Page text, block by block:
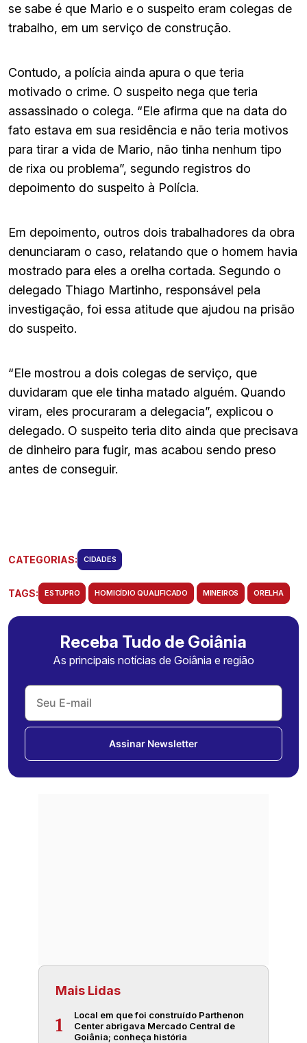
se sabe é que Mario e o suspeito eram colegas de
trabalho, em um serviço de construção.
Contudo, a polícia ainda apura o que teria
motivado o crime. O suspeito nega que teria
assassinado o colega. “Ele afirma que na data do
fato estava em sua residência e não teria motivos
para tirar a vida de Mario, não tinha nenhum tipo
de rixa ou problema”, segundo registros do
depoimento do suspeito à Polícia.
Em depoimento, outros dois trabalhadores da obra
denunciaram o caso, relatando que o homem havia
mostrado para eles a orelha cortada. Segundo o
delegado Thiago Martinho, responsável pela
investigação, foi essa atitude que ajudou na prisão
do suspeito.
“Ele mostrou a dois colegas de serviço, que
duvidaram que ele tinha matado alguém. Quando
viram, eles procuraram a delegacia”, explicou o
delegado. O suspeito teria dito ainda que precisava
de dinheiro para fugir, mas acabou sendo preso
antes de conseguir.
CATEGORIAS: CIDADES
TAGS: ESTUPRO HOMICÍDIO QUALIFICADO MINEIROS ORELHA
Receba Tudo de Goiânia
As principais notícias de Goiânia e região
Assinar Newsletter
Mais Lidas
1
Local em que foi construído Parthenon
Center abrigava Mercado Central de
Goiânia; conheça história